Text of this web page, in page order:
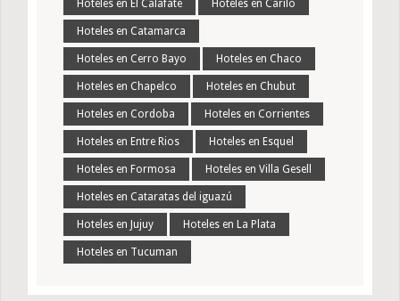
Hoteles en El Calafate Hoteles en Carilo
Hoteles en Catamarca
Hoteles en Cerro Bayo Hoteles en Chaco
Hoteles en Chapelco Hoteles en Chubut
Hoteles en Cordoba Hoteles en Corrientes
Hoteles en Entre Rios Hoteles en Esquel
Hoteles en Formosa Hoteles en Villa Gesell
Hoteles en Cataratas del iguazú
Hoteles en Jujuy Hoteles en La Plata
Hoteles en Tucuman